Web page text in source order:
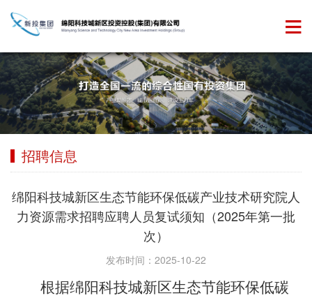
招聘信息
绵阳科技城新区生态节能环保低碳产业技术研究院人
力资源需求招聘应聘人员复试须知（2025年第一批
次）
发布时间：2025-10-22
根据绵阳科技城新区生态节能环保低碳